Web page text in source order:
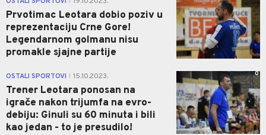
Prvotimac Leotara dobio poziv u
reprezentaciju Crne Gore!
Legendarnom golmanu nisu
promakle sjajne partije
OSTALI SPORTOVI 15.10.2023.
Trener Leotara ponosan na
igrače nakon trijumfa na evro-
debiju: Ginuli su 60 minuta i bili
kao jedan - to je presudilo!
0